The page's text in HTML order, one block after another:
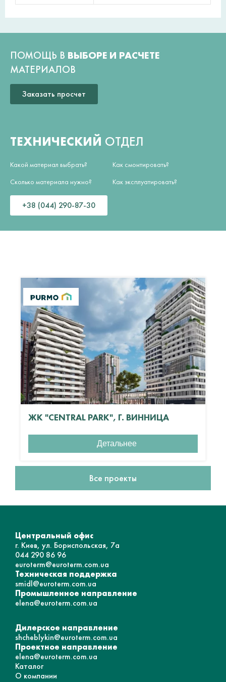
ПОМОЩЬ В ВЫБОРЕ И РАСЧЕТЕ
МАТЕРИАЛОВ
Заказать просчет
ТЕХНИЧЕСКИЙ ОТДЕЛ
Какой материал выбрать?
Сколько материала нужно?
Как смонтировать?
Как эксплуатировать?
+38 (044) 290-87-30
ЖК "CENTRAL PARK", Г. ВИННИЦА
Детальнее
Все проекты
Центральный офис
г. Киев, ул. Бориспольская, 7а
044 290 86 96
euroterm@euroterm.com.ua
Техническая поддержка
smidl@euroterm.com.ua
Промышленное направление
elena@euroterm.com.ua
Дилерское направление
shcheblykin@euroterm.com.ua
Проектное направление
elena@euroterm.com.ua
Каталог
О компании